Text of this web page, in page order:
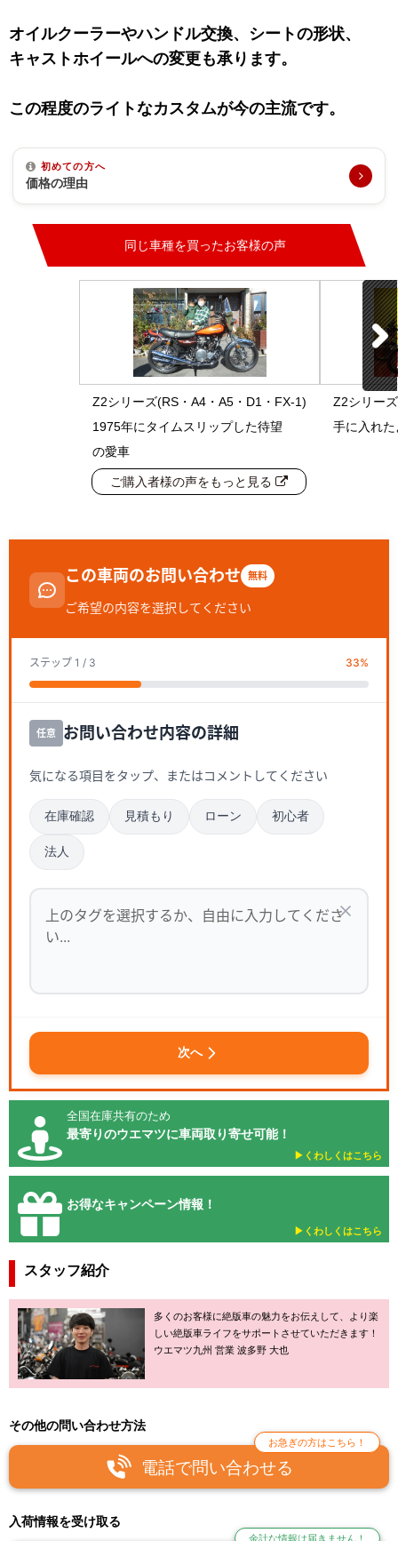
オイルクーラーやハンドル交換、シートの形状、
キャストホイールへの変更も承ります。
この程度のライトなカスタムが今の主流です。
初めての方へ
価格の理由
同じ車種を買ったお客様の声
Z2シリーズ(RS・A4・A5・D1・FX-1)
1975年にタイムスリップした待望
の愛車
Z2シリー
手に入れ
ご購入者様の声をもっと見る
この車両のお問い合わせ 無料
ご希望の内容を選択してください
ステップ 1 / 3 33%
任意 お問い合わせ内容の詳細
気になる項目をタップ、またはコメントしてください
在庫確認 見積もり ローン 初心者
法人
次へ
全国在庫共有のため
最寄りのウエマツに車両取り寄せ可能！
▶︎くわしくはこちら
お得なキャンペーン情報！
▶︎くわしくはこちら
スタッフ紹介
多くのお客様に絶版車の魅力をお伝えして、より楽
しい絶版車ライフをサポートさせていただきます！
ウエマツ九州 営業 波多野 大也
その他の問い合わせ方法
電話で問い合わせる
お急ぎの方はこちら！
入荷情報を受け取る
余計な情報は届きません！